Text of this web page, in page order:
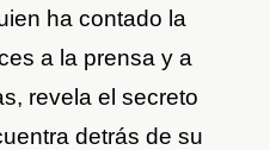
ha contado la
a la prensa y a
revela el secreto
detrás de su